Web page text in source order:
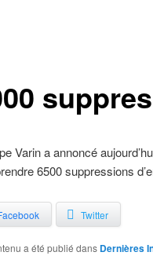
Varin a annoncé
6500 suppressions
Twitter
a été publié dans Dernières